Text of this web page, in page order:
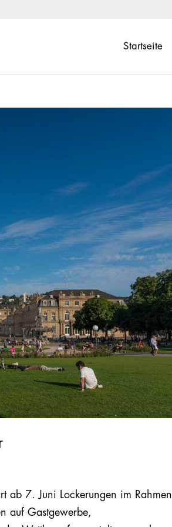
Startseite
ab 7. Juni Lockerungen im Rahmen
auf Gastgewerbe,